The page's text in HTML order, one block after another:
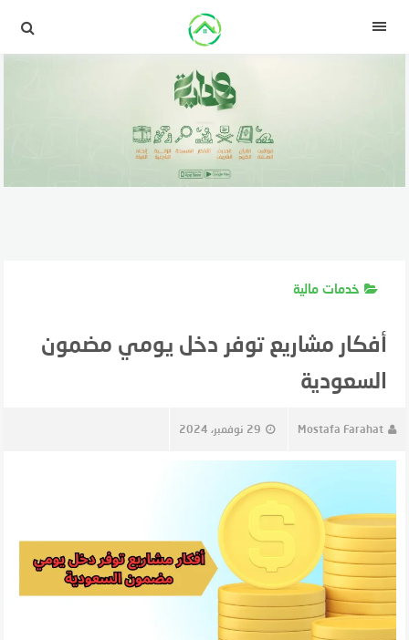
القائمة
خدمات مالية
أفكار مشاريع توفر دخل يومي مضمون
السعودية
Mostafa Farahat 29 نوفمبر، 2024